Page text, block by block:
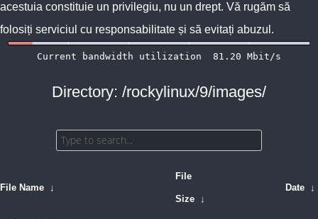
acestuia constituie un privilegiu, nu un drept. Vă rugăm să
folosiți serviciul cu responsabilitate și să evitați abuzul.
Directory: /rockylinux/9/images/
File Name ↓
File
Size ↓
Date ↓